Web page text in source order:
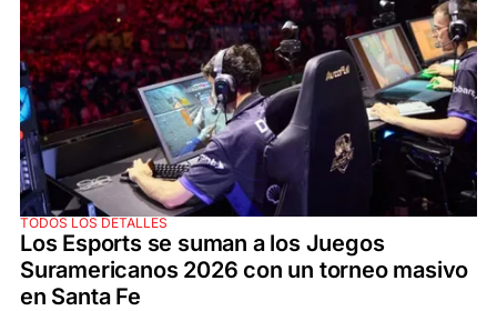
TODOS LOS DETALLES
Los Esports se suman a los Juegos
Suramericanos 2026 con un torneo masivo
en Santa Fe